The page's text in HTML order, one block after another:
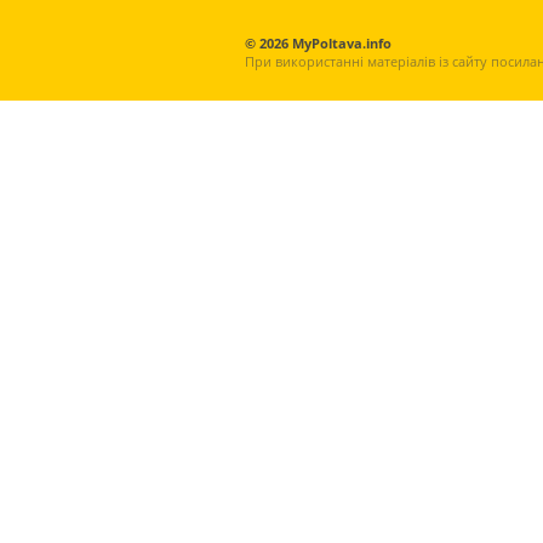
© 2026 MyPoltava.info
При використанні матеріалів із сайту